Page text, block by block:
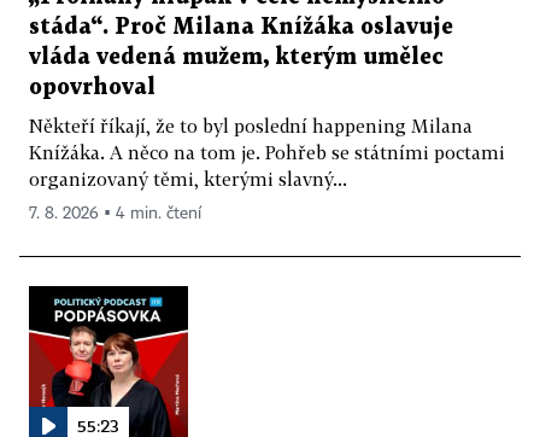
stáda“. Proč Milana Knížáka oslavuje
vláda vedená mužem, kterým umělec
opovrhoval
Někteří říkají, že to byl poslední happening Milana
Knížáka. A něco na tom je. Pohřeb se státními poctami
organizovaný těmi, kterými slavný...
7. 8. 2026 ▪ 4 min. čtení
55:23